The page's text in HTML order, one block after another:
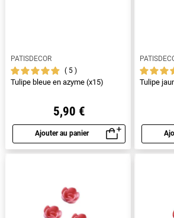
PATISDECOR
5
Tulipe bleue en azyme (x15)
5,90 €
Ajouter au panier
Aperçu rapide
Tulipe